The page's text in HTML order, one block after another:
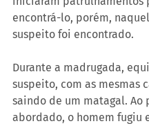
encontrá-lo, porém,
suspeito foi encontrado.
Durante a madrugada,
suspeito, com as mesmas
saindo de um matagal. Ao
abordado, o homem fugiu